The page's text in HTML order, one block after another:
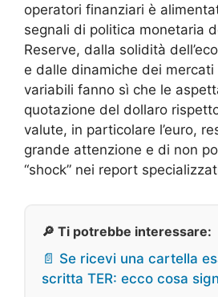
operatori finanziari è
segnali di politica monetaria
Reserve, dalla solidità
e dalle dinamiche dei
variabili fanno sì che le
quotazione del dollaro
valute, in particolare l’euro,
grande attenzione e di non
“shock” nei report
🔎 Ti potrebbe interessare:
📄 Se ricevi una cartella
scritta TER: ecco cosa